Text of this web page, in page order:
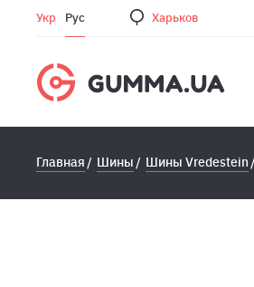
Укр Рус Харьков
Главная Шины Шины Vredestein